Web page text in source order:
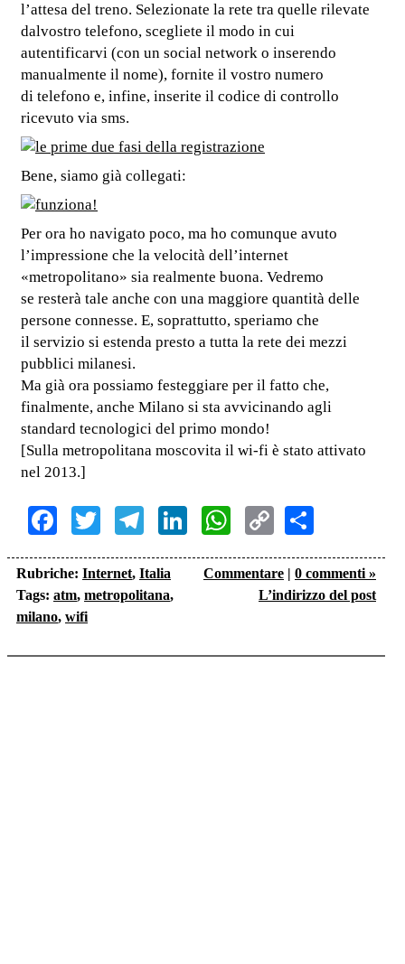
l’attesa del treno. Selezionate la rete tra quelle rilevate
dalvostro telefono, scegliete il modo in cui
autentificarvi (con un social network o inserendo
manualmente il nome), fornite il vostro numero
di telefono e, infine, inserite il codice di controllo
ricevuto via sms.
Bene, siamo già collegati:
Per ora ho navigato poco, ma ho comunque avuto
l’impressione che la velocità dell’internet
«metropolitano» sia realmente buona. Vedremo
se resterà tale anche con una maggiore quantità delle
persone connesse. E, soprattutto, speriamo che
il servizio si estenda presto a tutta la rete dei mezzi
pubblici milanesi.
Ma già ora possiamo festeggiare per il fatto che,
finalmente, anche Milano si sta avvicinando agli
standard tecnologici del primo mondo!
[Sulla metropolitana moscovita il wi-fi è stato attivato
nel 2013.]
Facebook
TwitterTelegram
LinkedInWhatsApp
Copy
Link
Rubriche: Internet, Italia
Tags: atm, metropolitana,
milano, wifi
Commentare | 0 commenti »
L’indirizzo del post